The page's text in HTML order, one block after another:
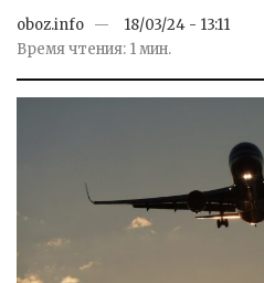
oboz.info
18/03/24 - 13:11
Время чтения: 1 мин.